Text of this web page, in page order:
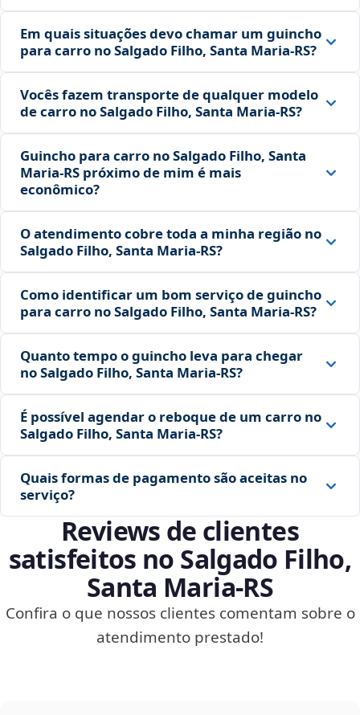
Em quais situações devo chamar um guincho
para carro no Salgado Filho, Santa Maria‑RS?
Vocês fazem transporte de qualquer modelo
de carro no Salgado Filho, Santa Maria‑RS?
Guincho para carro no Salgado Filho, Santa
Maria‑RS próximo de mim é mais
econômico?
O atendimento cobre toda a minha região no
Salgado Filho, Santa Maria‑RS?
Como identificar um bom serviço de guincho
para carro no Salgado Filho, Santa Maria‑RS?
Quanto tempo o guincho leva para chegar
no Salgado Filho, Santa Maria‑RS?
É possível agendar o reboque de um carro no
Salgado Filho, Santa Maria‑RS?
Quais formas de pagamento são aceitas no
serviço?
Reviews de clientes
satisfeitos no Salgado Filho,
Santa Maria‑RS
Confira o que nossos clientes comentam sobre o
atendimento prestado!